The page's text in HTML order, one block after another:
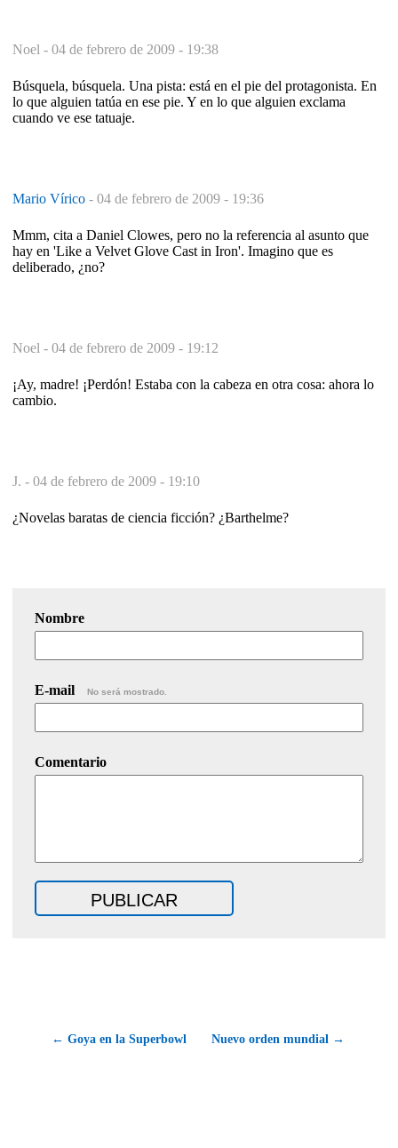
Noel - 04 de febrero de 2009 - 19:38
Búsquela, búsquela. Una pista: está en el pie del protagonista. En
lo que alguien tatúa en ese pie. Y en lo que alguien exclama
cuando ve ese tatuaje.
Mario Vírico - 04 de febrero de 2009 - 19:36
Mmm, cita a Daniel Clowes, pero no la referencia al asunto que
hay en 'Like a Velvet Glove Cast in Iron'. Imagino que es
deliberado, ¿no?
Noel - 04 de febrero de 2009 - 19:12
¡Ay, madre! ¡Perdón! Estaba con la cabeza en otra cosa: ahora lo
cambio.
J. - 04 de febrero de 2009 - 19:10
¿Novelas baratas de ciencia ficción? ¿Barthelme?
Nombre
E-mail No será mostrado.
Comentario
← Goya en la Superbowl Nuevo orden mundial →